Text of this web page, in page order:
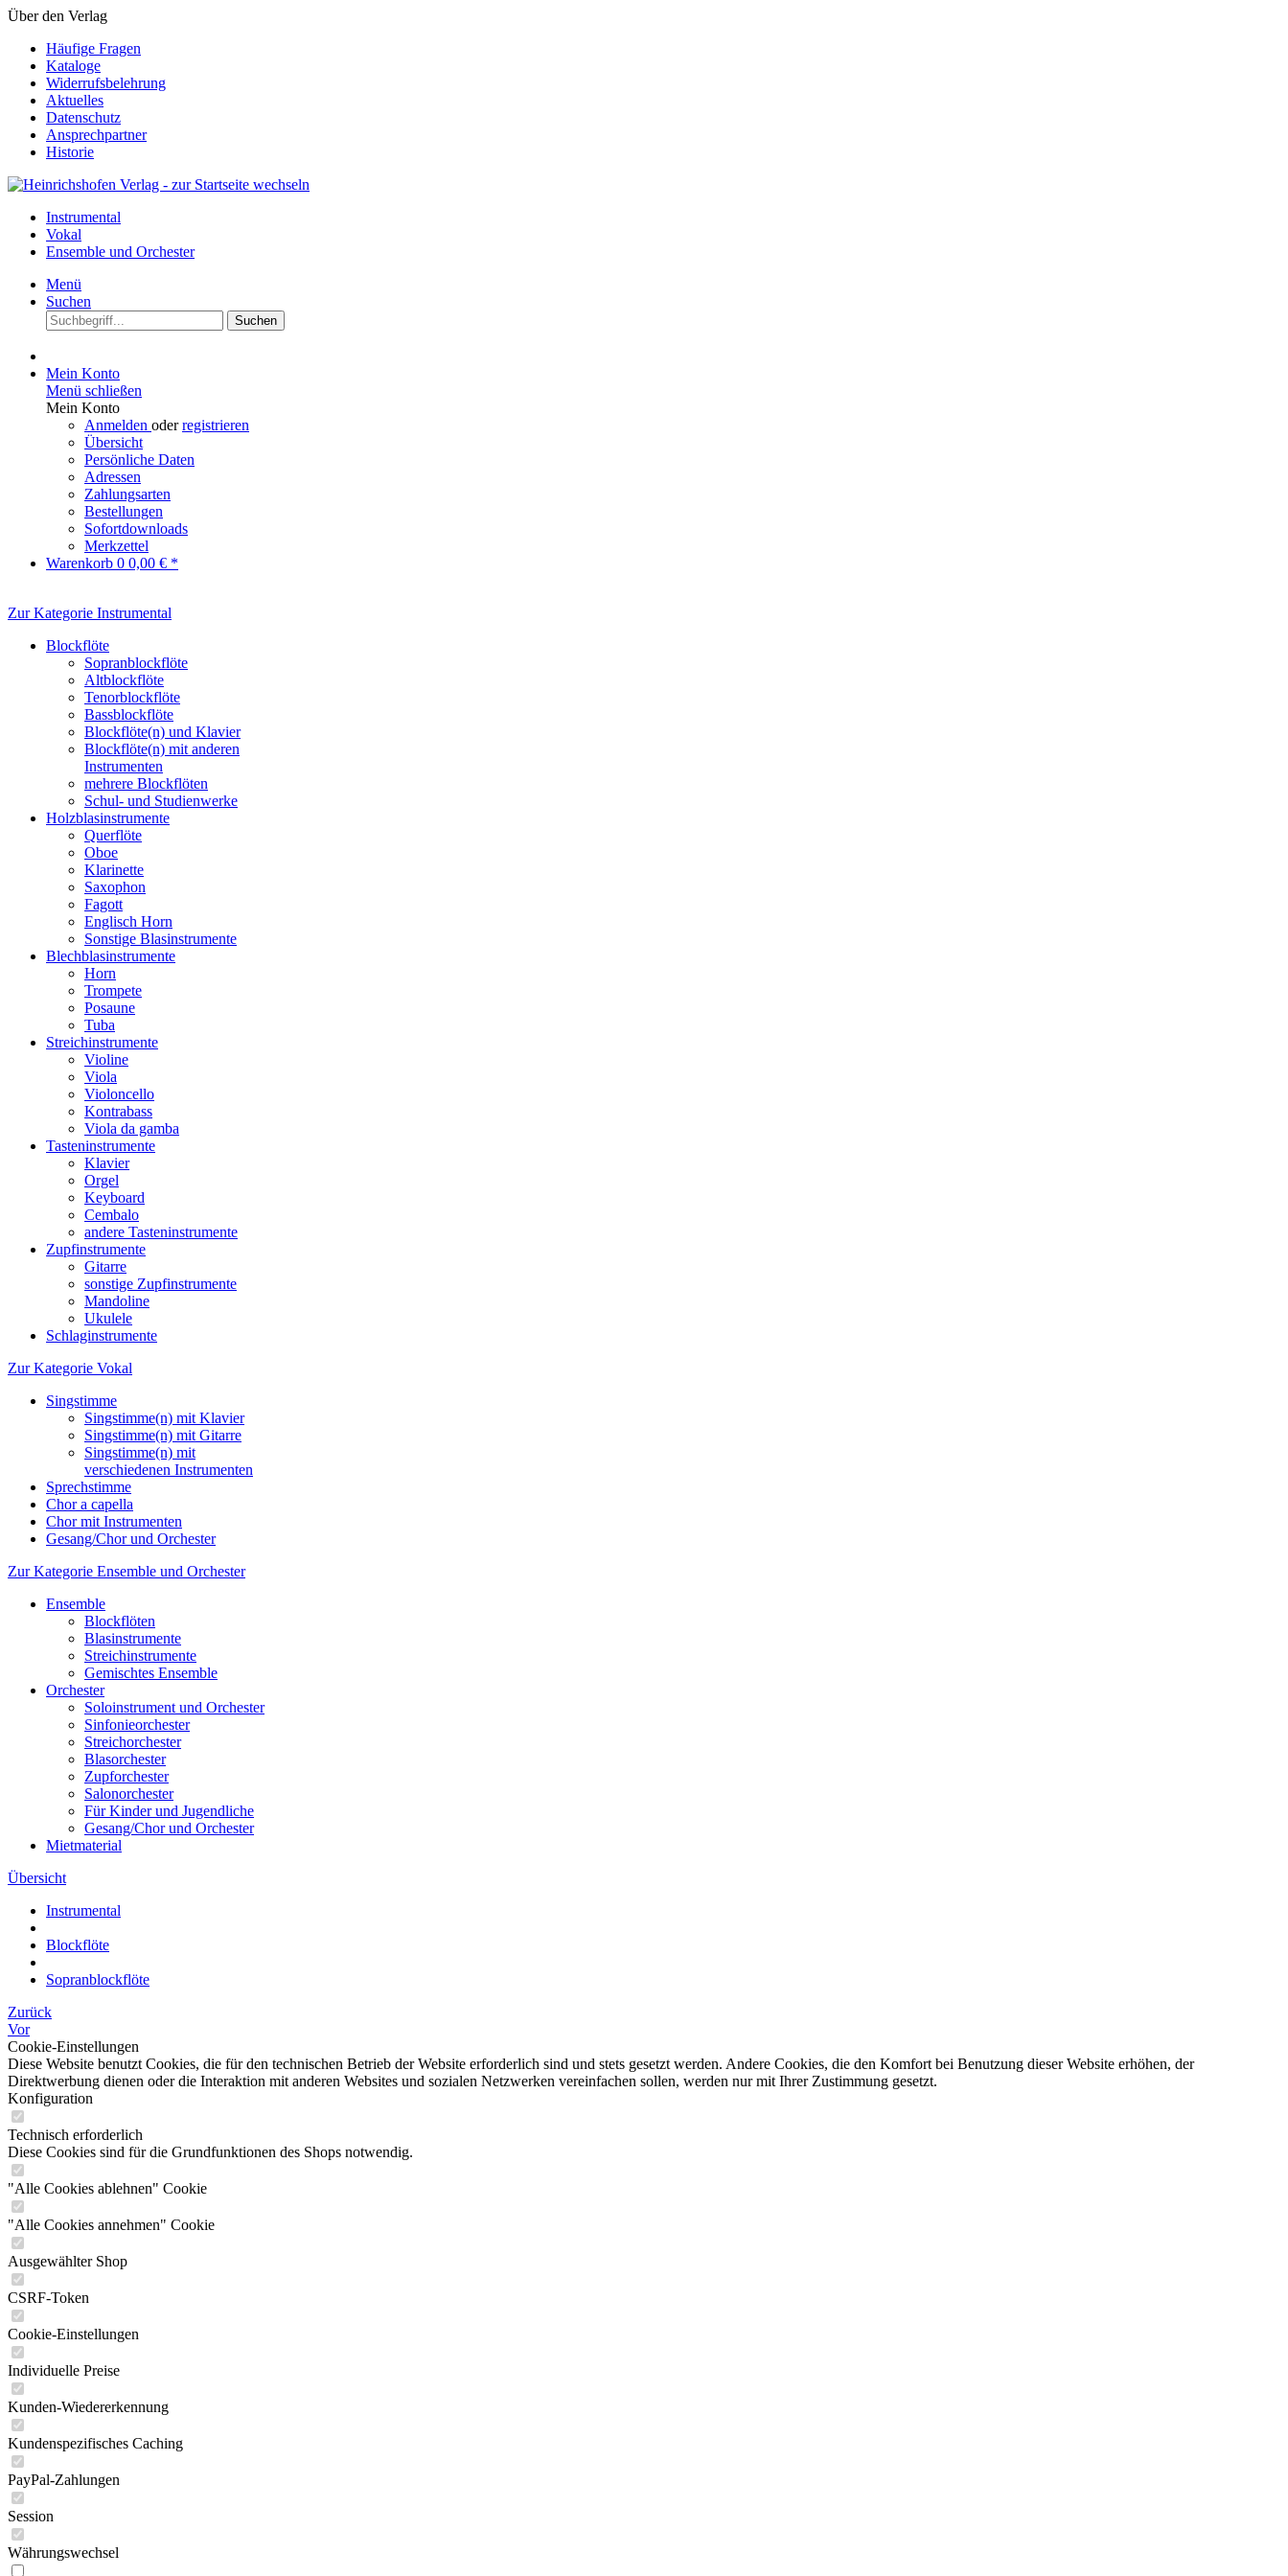
Über den Verlag
Häufige Fragen
Kataloge
Widerrufsbelehrung
Aktuelles
Datenschutz
Ansprechpartner
Historie
Instrumental
Vokal
Ensemble und Orchester
Menü
Suchen
Suchen
Mein Konto
Menü schließen
Mein Konto
Anmelden oderregistrieren
Übersicht
Persönliche Daten
Adressen
Zahlungsarten
Bestellungen
Sofortdownloads
Merkzettel
Warenkorb 0 0,00 € *
Zur Kategorie Instrumental
Blockflöte
Sopranblockflöte
Altblockflöte
Tenorblockflöte
Bassblockflöte
Blockflöte(n) und Klavier
Blockflöte(n) mit anderen
Instrumenten
mehrere Blockflöten
Schul- und Studienwerke
Holzblasinstrumente
Querflöte
Oboe
Klarinette
Saxophon
Fagott
Englisch Horn
Sonstige Blasinstrumente
Blechblasinstrumente
Horn
Trompete
Posaune
Tuba
Streichinstrumente
Violine
Viola
Violoncello
Kontrabass
Viola da gamba
Tasteninstrumente
Klavier
Orgel
Keyboard
Cembalo
andere Tasteninstrumente
Zupfinstrumente
Gitarre
sonstige Zupfinstrumente
Mandoline
Ukulele
Schlaginstrumente
Zur Kategorie Vokal
Singstimme
Singstimme(n) mit Klavier
Singstimme(n) mit Gitarre
Singstimme(n) mit
verschiedenen Instrumenten
Sprechstimme
Chor a capella
Chor mit Instrumenten
Gesang/Chor und Orchester
Zur Kategorie Ensemble und Orchester
Ensemble
Blockflöten
Blasinstrumente
Streichinstrumente
Gemischtes Ensemble
Orchester
Soloinstrument und Orchester
Sinfonieorchester
Streichorchester
Blasorchester
Zupforchester
Salonorchester
Für Kinder und Jugendliche
Gesang/Chor und Orchester
Mietmaterial
Übersicht
Instrumental
Blockflöte
Sopranblockflöte
Zurück
Vor
Cookie-Einstellungen
Diese Website benutzt Cookies, die für den technischen Betrieb der Website erforderlich sind und stets gesetzt werden. Andere Cookies, die den Komfort bei Benutzung dieser Website erhöhen, der
Direktwerbung dienen oder die Interaktion mit anderen Websites und sozialen Netzwerken vereinfachen sollen, werden nur mit Ihrer Zustimmung gesetzt.
Konfiguration
Technisch erforderlich
Diese Cookies sind für die Grundfunktionen des Shops notwendig.
"Alle Cookies ablehnen" Cookie
"Alle Cookies annehmen" Cookie
Ausgewählter Shop
CSRF-Token
Cookie-Einstellungen
Individuelle Preise
Kunden-Wiedererkennung
Kundenspezifisches Caching
PayPal-Zahlungen
Session
Währungswechsel